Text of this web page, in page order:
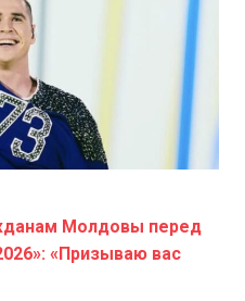
Молдовы перед
«Призываю вас